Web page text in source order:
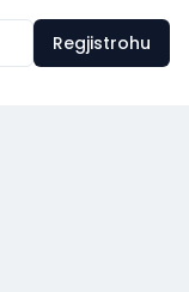
Regjistrohu